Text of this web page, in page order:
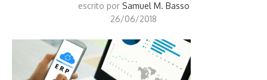
escrito por Samuel M. Basso
26/06/2018